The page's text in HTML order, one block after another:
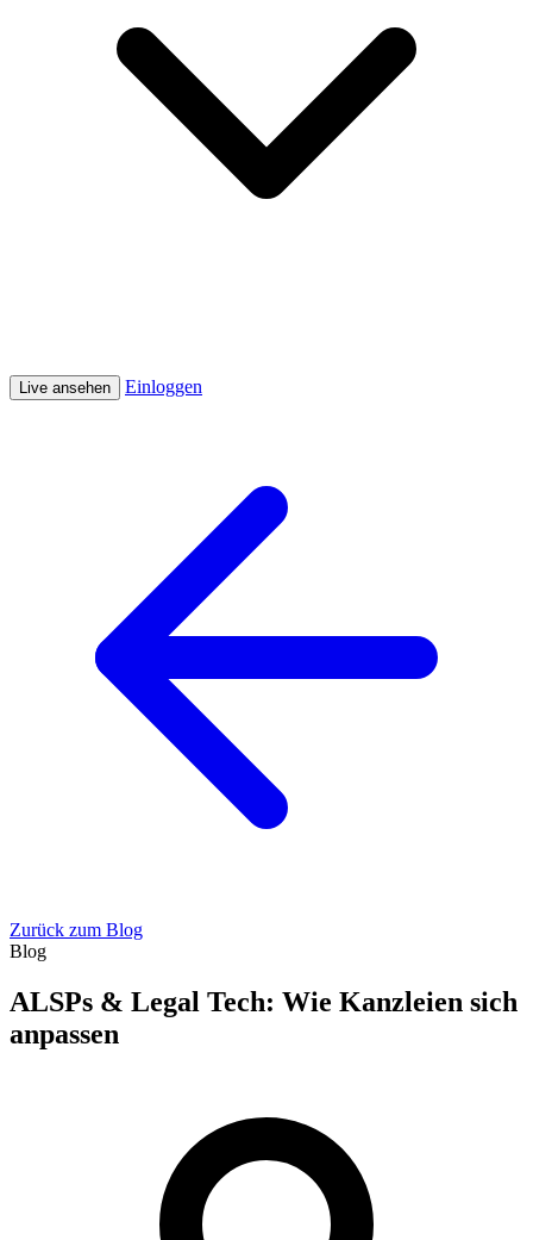
Live ansehen Einloggen
Zurück zum Blog
Blog
ALSPs & Legal Tech: Wie Kanzleien sich
anpassen